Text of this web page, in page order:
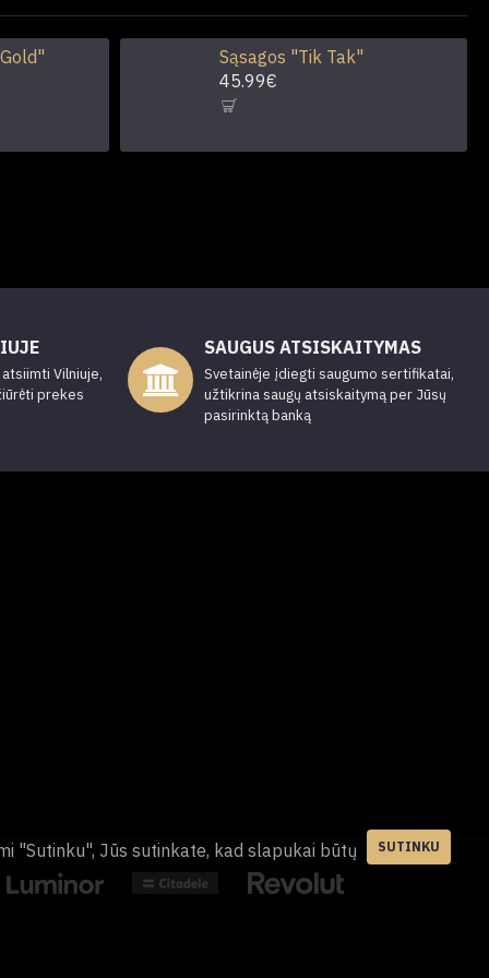
Sąsagos "Tik Tak"
45.99€
Vilniuje,
prekes
SAUGUS ATSISKAITYMAS
Svetainėje įdiegti saugumo sertifikatai,
užtikrina saugų atsiskaitymą per Jūsų
pasirinktą banką
SUTINKU
"Sutinku", Jūs sutinkate, kad slapukai būtų